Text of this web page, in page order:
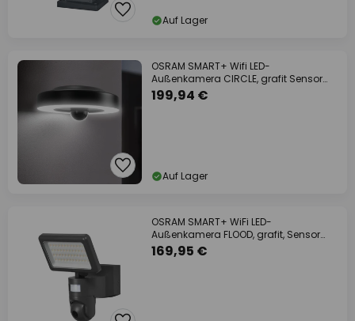
Auf Lager
OSRAM SMART+ Wifi LED-
Außenkamera CIRCLE, grafit Sensor
IP44
199,94 €
Auf Lager
OSRAM SMART+ WiFi LED-
Außenkamera FLOOD, grafit, Sensor
IP44
169,95 €